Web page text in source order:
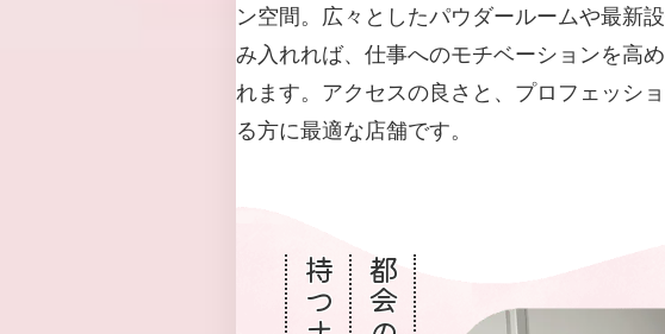
ン空間。広々としたパウダールームや最新
み入れれば、仕事へのモチベーションを高
れます。アクセスの良さと、プロフェッシ
る方に最適な店舗です。